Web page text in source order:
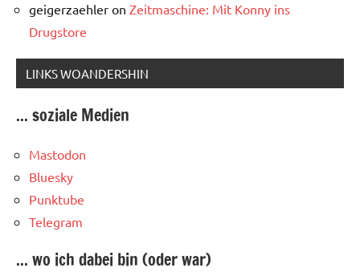
geigerzaehler on Zeitmaschine: Mit Konny ins
Drugstore
LINKS WOANDERSHIN
... soziale Medien
Mastodon
Bluesky
Punktube
Telegram
... wo ich dabei bin (oder war)